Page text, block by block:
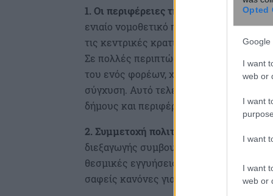
Opted
Google
I want
web or
I want
I want
I want
web or
1. Οι περιφέρειες της χώρας
, 15
ενιαίο νομοθετικό πλαίσιο, με
τις κεντρικές κρατικές υπηρεσίες, τις
Σε πολλές περιπτώσεις, το ίδιο ζήτημα
του ενός φορέων, χωρίς σαφή
σύγχυση. Αυτό τελειώνει με τη
δήμους και περιφέρειες.
2. Συμμετοχή πολιτών στην οργάνωση
διεξαγωγής συμβουλευτικού
θεσμικές εγγυήσεις για τη διαδικασία
σαφείς κανόνες για την εκλογή τους και